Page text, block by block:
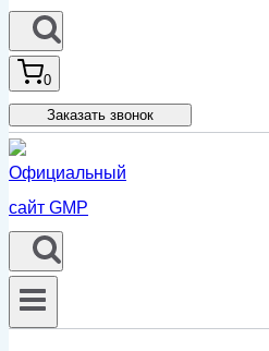
0
Заказать звонок